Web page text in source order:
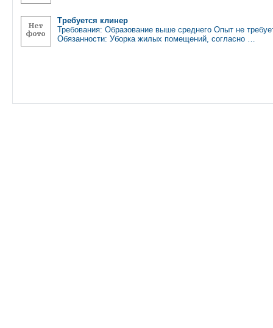
Требуется клинер
Требования: Образование выше среднего Опыт не
Обязанности: Уборка жилых помещений, согласно …